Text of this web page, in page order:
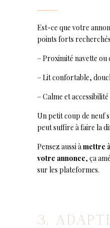
Est-ce que votre
points forts
– Proximité navette ou
– Lit confortable,
– Calme et accessibilité
Un petit coup de neuf
peut suffire à faire la
Pensez aussi àmettre
votre annonce, ça
sur les plateformes.
3.